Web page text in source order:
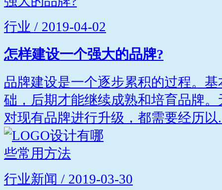
行业 / 2019-04-02
怎样建设一个强大的品牌?
品牌建设是一个逐步累积的过程。
础，后期才能继续成熟和培育品牌
对现有品牌进行升级，都需要经历以
行业新闻 / 2019-03-30